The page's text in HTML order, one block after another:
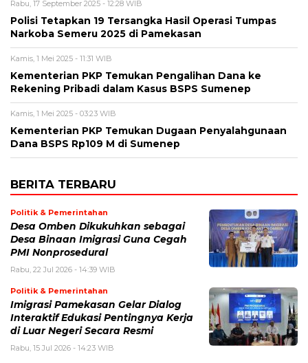
Rabu, 17 September 2025 - 12:28 WIB
Polisi Tetapkan 19 Tersangka Hasil Operasi Tumpas
Narkoba Semeru 2025 di Pamekasan
Kamis, 1 Mei 2025 - 11:31 WIB
Kementerian PKP Temukan Pengalihan Dana ke
Rekening Pribadi dalam Kasus BSPS Sumenep
Kamis, 1 Mei 2025 - 03:23 WIB
Kementerian PKP Temukan Dugaan Penyalahgunaan
Dana BSPS Rp109 M di Sumenep
BERITA TERBARU
Politik & Pemerintahan
Desa Omben Dikukuhkan sebagai
Desa Binaan Imigrasi Guna Cegah
PMI Nonprosedural
Rabu, 22 Jul 2026 - 14:39 WIB
Politik & Pemerintahan
Imigrasi Pamekasan Gelar Dialog
Interaktif Edukasi Pentingnya Kerja
di Luar Negeri Secara Resmi
Rabu, 15 Jul 2026 - 14:23 WIB